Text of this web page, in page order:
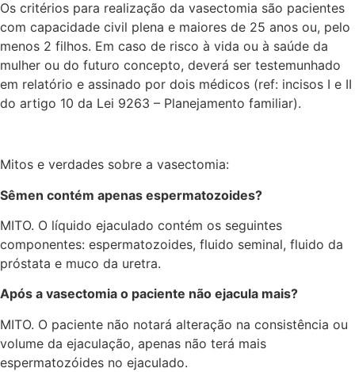
Os critérios para realização da vasectomia são pacientes
com capacidade civil plena e maiores de 25 anos ou, pelo
menos 2 filhos. Em caso de risco à vida ou à saúde da
mulher ou do futuro concepto, deverá ser testemunhado
em relatório e assinado por dois médicos (ref: incisos I e II
do artigo 10 da Lei 9263 – Planejamento familiar).
Mitos e verdades sobre a vasectomia:
Sêmen contém apenas espermatozoides?
MITO. O líquido ejaculado contém os seguintes
componentes: espermatozoides, fluido seminal, fluido da
próstata e muco da uretra.
Após a vasectomia o paciente não ejacula mais?
MITO. O paciente não notará alteração na consistência ou
volume da ejaculação, apenas não terá mais
espermatozóides no ejaculado.